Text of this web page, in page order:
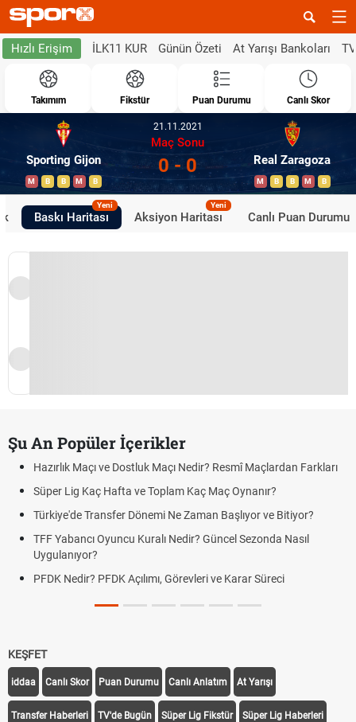
Hızlı Erişim İLK11 KUR Günün Özeti At Yarışı Bankoları
Takımım Fikstür Puan Durumu Canlı Skor
Sporting Gijon
M B B M B
21.11.2021
Maç Sonu
0 - 0 Real Zaragoza
M B B M B
Baskı Haritası
Yeni
Aksiyon Haritası
Yeni
Canlı Puan Durumu
Şu An Popüler İçerikler
Hazırlık Maçı ve Dostluk Maçı Nedir? Resmî Maçlardan Farkları
Süper Lig Kaç Hafta ve Toplam Kaç Maç Oynanır?
Türkiye'de Transfer Dönemi Ne Zaman Başlıyor ve Bitiyor?
TFF Yabancı Oyuncu Kuralı Nedir? Güncel Sezonda Nasıl
Uygulanıyor?
PFDK Nedir? PFDK Açılımı, Görevleri ve Karar Süreci
KEŞFET
iddaa Canlı Skor Puan Durumu Canlı Anlatım At Yarışı
Transfer Haberleri TV'de Bugün Süper Lig Fikstür Süper Lig Haberleri